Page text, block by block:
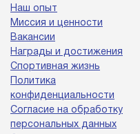
Наш опыт
Миссия и ценности
Вакансии
Награды и достижения
Спортивная жизнь
Политика
конфиденциальности
Согласие на обработку
персональных данных